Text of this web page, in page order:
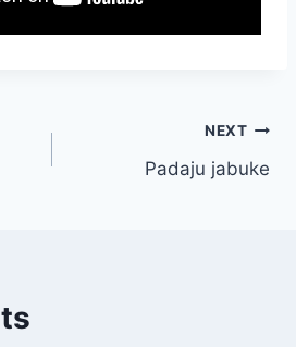
NEXT
Padaju jabuke